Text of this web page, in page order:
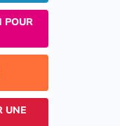
POUR
UNE